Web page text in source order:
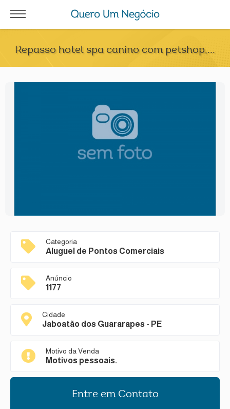
Repasso hotel spa canino com petshop,...
Categoria
Aluguel de Pontos Comerciais
Anúncio
1177
Cidade
Jaboatão dos Guararapes - PE
Motivo da Venda
Motivos pessoais.
Entre em Contato